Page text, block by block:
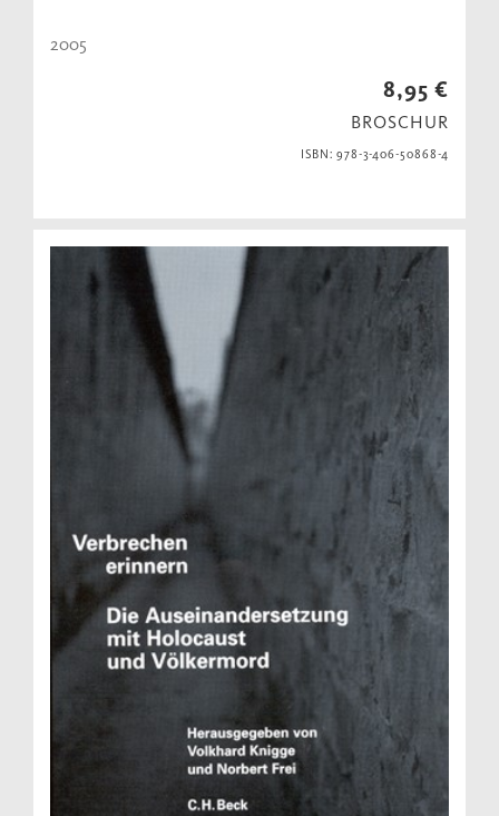
2005
8,95 €
BROSCHUR
ISBN: 978-3-406-50868-4